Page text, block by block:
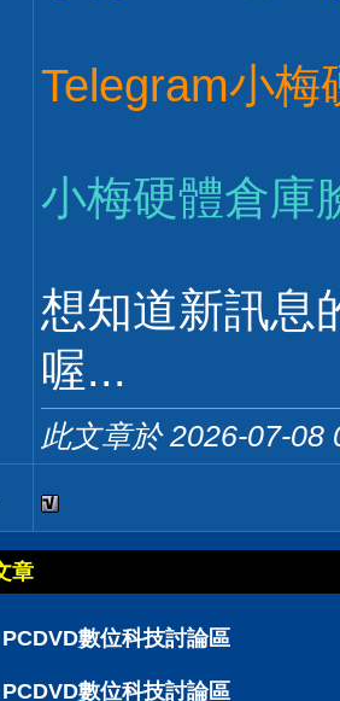
Telegram小梅
小梅硬體倉庫
想知道新訊息
喔...
此文章於 2026-07-08
章
數位科技討論區
數位科技討論區